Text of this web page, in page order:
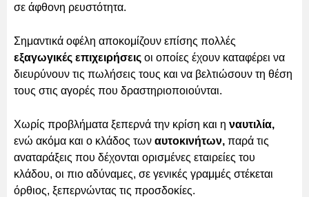
σε άφθονη ρευστότητα.
Σημαντικά οφέλη αποκομίζουν επίσης πολλές
εξαγωγικές επιχειρήσεις οι οποίες έχουν καταφέρει να
διευρύνουν τις πωλήσεις τους και να βελτιώσουν τη θέση
τους στις αγορές που δραστηριοποιούνται.
Χωρίς προβλήματα ξεπερνά την κρίση και η ναυτιλία,
ενώ ακόμα και ο κλάδος των αυτοκινήτων, παρά τις
αναταράξεις που δέχονται ορισμένες εταιρείες του
κλάδου, οι πιο αδύναμες, σε γενικές γραμμές στέκεται
όρθιος, ξεπερνώντας τις προσδοκίες.